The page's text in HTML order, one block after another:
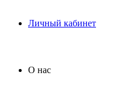
Личный кабинет
О нас